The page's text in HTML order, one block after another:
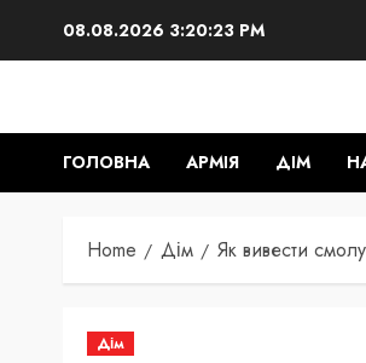
08.08.2026 3:20:24 PM
ГОЛОВНА АРМІЯ ДІМ
Home Дім Як вивести
Дім